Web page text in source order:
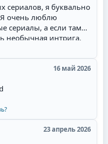
я буквально
Я очень люблю
сериалы, а если там
необычная интрига,
Колунга,
и их
меня наслаждение
в живописных
великолепные наряды
тема в романах и
в бешеную
16 май 2026
23 апрель 2026